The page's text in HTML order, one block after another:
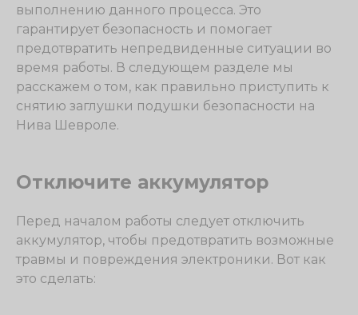
выполнению данного процесса. Это
гарантирует безопасность и помогает
предотвратить непредвиденные ситуации во
время работы. В следующем разделе мы
расскажем о том, как правильно приступить к
снятию заглушки подушки безопасности на
Нива Шевроле.
Отключите аккумулятор
Перед началом работы следует отключить
аккумулятор, чтобы предотвратить возможные
травмы и повреждения электроники. Вот как
это сделать: